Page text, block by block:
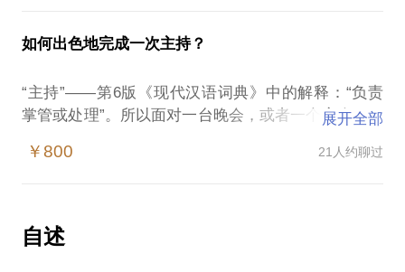
聘、产品推介，我们可以一起试试看！争取帮你出色
地完成它！
内容：一般会有两种极端，要么是主题实在太大了，
我不知道稿子该怎么写？要么是内容实在太多了，我
肢体：我可以在台上走动吗？这个动作是不是很夸
如何出色地完成一次主持？
“主持”——第6版《现代汉语词典》中的解释：“负责
掌管或处理”。所以面对一台晚会，或者一个宴会、一
那么简单，如果你想出色地完成它，我可以帮你！
汪涵？
台词：台词应该怎么写？“金风送爽”？还是“今夜星光
展开全部
￥800 21人约聊过
自述